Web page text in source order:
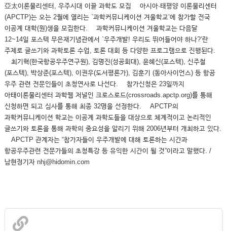
亞太이론물리센터, 우주시대 이끌 과학도 모집 아시아·태평양 이론물리센터
(APCTP)는 오는 2월에 열리는 `과학커뮤니케이션 겨울학교’에 참가할 전국
이공계 대학(원)생을 모집한다. 과학커뮤니케이션 겨울학교는 다음달
12~14일 포스텍 무은재기념관에서 `우주개발! 우리도 뛰어들어야 하나?’란
주제로 글쓰기와 과학토론 수업, 토론 대회 등 다양한 프로그램으로 진행된다.
최기혁(한국항공우주연구원), 김명진(성공회대), 윤혜신(포스텍), 신주철
(포스텍), 박상준(포스텍), 이권우(도서평론가), 김훈기 (동아사이언스) 등 항공
우주 관련 전문인들이 초청연사로 나선다. 참가신청은 23일까지
아태이론물리센터 과학웹 저널인 크로스로드(crossroads.apctp.org)를 통해
신청하면 되고 심사를 통해 최종 32명을 선정한다. APCTP의
과학커뮤니케이션 학교는 이공계 과학도들을 대상으로 체계적이고 논리적인
글쓰기와 토론을 통해 과학의 중요성을 알리기 위해 2006년부터 개최하고 있다.
APCTP 관계자는 “참가자들이 우주개발에 대해 토론하는 시간과
항공우주관련 전문가들의 초청특강 등 유익한 시간이 될 것”이라고 말했다. /
남현정기자 nhj@hidomin.com